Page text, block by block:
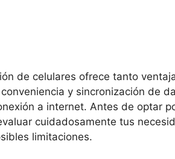
de celulares ofrece tanto
y sincronización de
a internet. Antes de optar
cuidadosamente tus
limitaciones.